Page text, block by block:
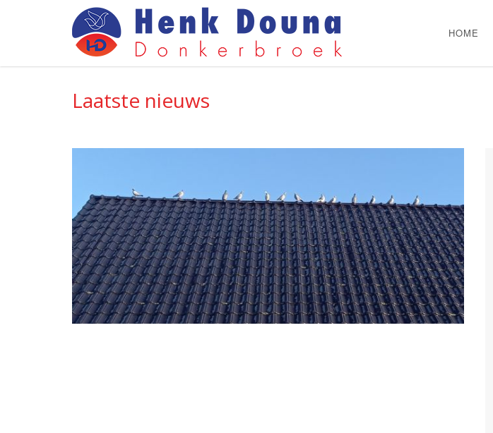
HOME
Laatste nieuws